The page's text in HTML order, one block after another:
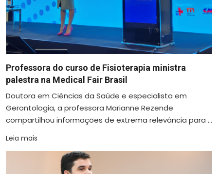
Professora do curso de Fisioterapia ministra
palestra na Medical Fair Brasil
Doutora em Ciências da Saúde e especialista em
Gerontologia, a professora Marianne Rezende
compartilhou informações de extrema relevância para ...
Leia mais